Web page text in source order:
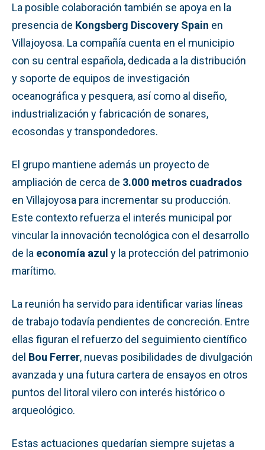
La posible colaboración también se apoya en la
presencia de Kongsberg Discovery Spain en
Villajoyosa. La compañía cuenta en el municipio
con su central española, dedicada a la distribución
y soporte de equipos de investigación
oceanográfica y pesquera, así como al diseño,
industrialización y fabricación de sonares,
ecosondas y transpondedores.
El grupo mantiene además un proyecto de
ampliación de cerca de 3.000 metros cuadrados
en Villajoyosa para incrementar su producción.
Este contexto refuerza el interés municipal por
vincular la innovación tecnológica con el desarrollo
de la economía azul y la protección del patrimonio
marítimo.
La reunión ha servido para identificar varias líneas
de trabajo todavía pendientes de concreción. Entre
ellas figuran el refuerzo del seguimiento científico
del Bou Ferrer, nuevas posibilidades de divulgación
avanzada y una futura cartera de ensayos en otros
puntos del litoral vilero con interés histórico o
arqueológico.
Estas actuaciones quedarían siempre sujetas a